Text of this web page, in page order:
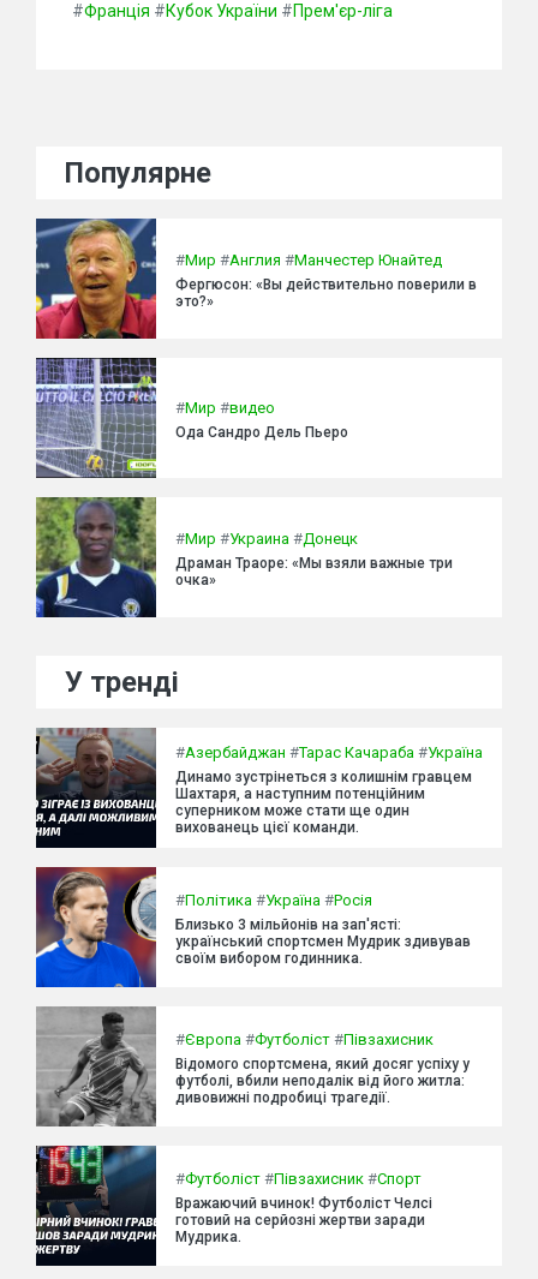
#Франція #Кубок України #Прем'єр-ліга
Популярне
#Мир #Англия #Манчестер Юнайтед
Фергюсон: «Вы действительно поверили в
это?»
#Мир #видео
Ода Сандро Дель Пьеро
#Мир #Украина #Донецк
Драман Траоре: «Мы взяли важные три
очка»
У тренді
#Азербайджан #Тарас Качараба #Україна
Динамо зустрінеться з колишнім гравцем
Шахтаря, а наступним потенційним
суперником може стати ще один
вихованець цієї команди.
#Політика #Україна #Росія
Близько 3 мільйонів на зап'ясті:
український спортсмен Мудрик здивував
своїм вибором годинника.
#Європа #Футболіст #Півзахисник
Відомого спортсмена, який досяг успіху у
футболі, вбили неподалік від його житла:
дивовижні подробиці трагедії.
#Футболіст #Півзахисник #Спорт
Вражаючий вчинок! Футболіст Челсі
готовий на серйозні жертви заради
Мудрика.